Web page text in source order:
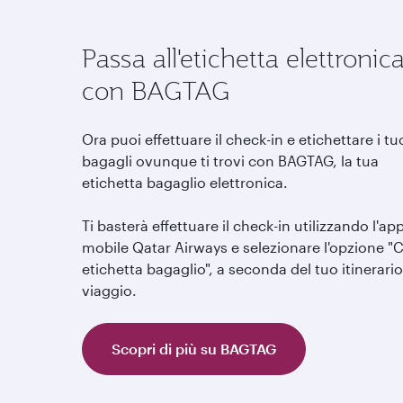
Passa all'etichetta elettronica
con BAGTAG
Ora puoi effettuare il check-in e etichettare i
bagagli ovunque ti trovi con BAGTAG, la tua
etichetta bagaglio elettronica.
Ti basterà effettuare il check-in utilizzando
mobile Qatar Airways e selezionare l'opzione
etichetta bagaglio", a seconda del tuo
viaggio.
Scopri di più su BAGTAG